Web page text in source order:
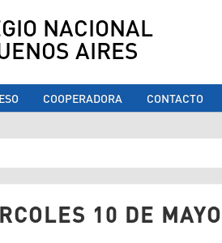
NACIONAL
AIRES
COOPERADORA CONTACTO
aquí
10 DE MAYO